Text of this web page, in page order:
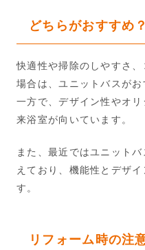
どちらがおすすめ？
快適性や掃除のしやすさ
場合は、ユニットバスがお
一方で、デザイン性やオ
来浴室が向いています。
また、最近ではユニット
えており、機能性とデザ
す。
リフォーム時の注